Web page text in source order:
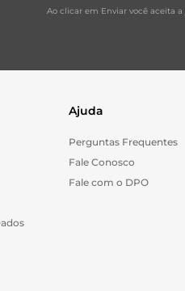
Ao clicar em Enviar você aceita a
Ajuda
Perguntas Frequentes
Fale Conosco
Fale com o DPO